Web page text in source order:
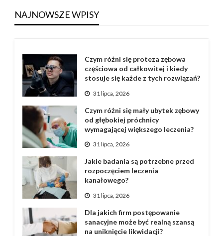
NAJNOWSZE WPISY
Czym różni się proteza zębowa
częściowa od całkowitej i kiedy
stosuje się każde z tych rozwiązań?
31 lipca, 2026
Czym różni się mały ubytek zębowy
od głębokiej próchnicy
wymagającej większego leczenia?
31 lipca, 2026
Jakie badania są potrzebne przed
rozpoczęciem leczenia
kanałowego?
31 lipca, 2026
Dla jakich firm postępowanie
sanacyjne może być realną szansą
na uniknięcie likwidacji?